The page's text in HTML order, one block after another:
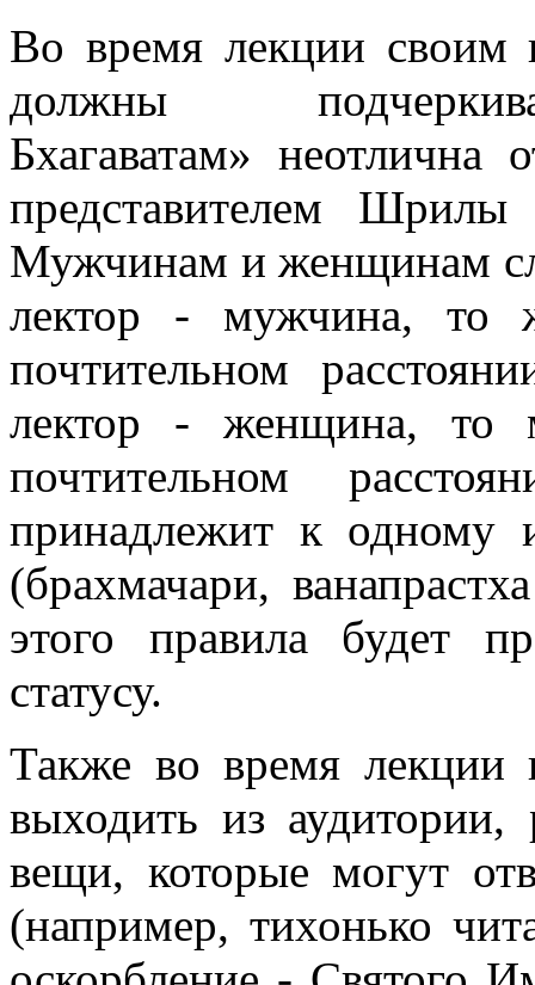
Во время лекции
должны
Бхагаватам»
представителем Шрилы
Мужчинам и женщинам
лектор - мужчина, то
почтительном
лектор - женщина, то
почтительном
принадлежит к одному
(брахмачари,
этого правила будет
статусу.
Также во время лекции
выходить из аудитории,
вещи, которые могут
(например, тихонько